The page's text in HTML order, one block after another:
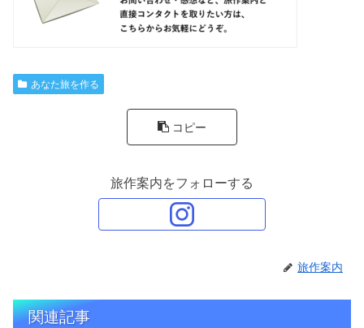
あなた旅を作る
コピー
旅作案内をフォローする
旅作案内
関連記事